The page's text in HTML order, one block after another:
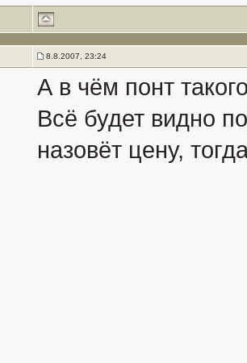
8.8.2007, 23:24
А в чём понт
Всё будет видно
назовёт цену,